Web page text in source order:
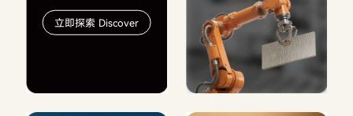
立即探索 Discover